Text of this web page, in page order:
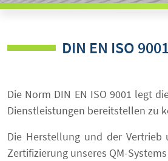
DIN EN ISO
Die Norm DIN EN ISO 9001 legt
Dienstleistungen bereitstellen zu
Die Herstellung und der Vertrieb
Zertifizierung unseres QM-